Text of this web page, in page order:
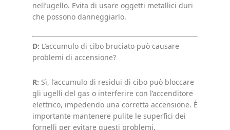
nell’ugello. Evita di usare oggetti metallici duri
che possono danneggiarlo.
D: L’accumulo di cibo bruciato può causare
problemi di accensione?
R: Sì, l’accumulo di residui di cibo può bloccare
gli ugelli del gas o interferire con l’accenditore
elettrico, impedendo una corretta accensione. È
importante mantenere pulite le superfici dei
fornelli per evitare questi problemi.